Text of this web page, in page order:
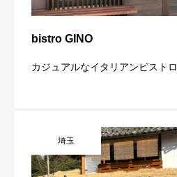
bistro GINO
カジュアルなイタリアンビストロ
埼玉